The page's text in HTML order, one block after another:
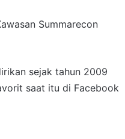
Summarecon
sejak tahun 2009
saat itu di Facebook